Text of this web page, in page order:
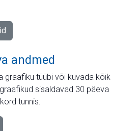
andmed
graafiku tüübi või kuvada kõik
sisaldavad 30 päeva
tunnis.